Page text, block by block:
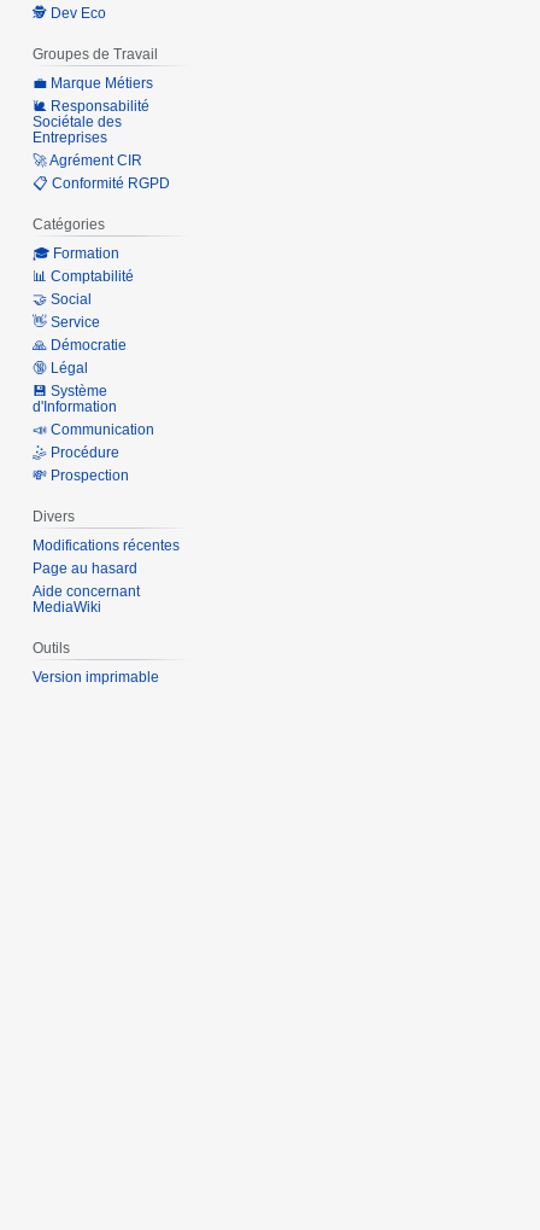
🕵 Dev Eco
Groupes de Travail
💼 Marque Métiers
🐌 Responsabilité
Sociétale des
Entreprises
🚀 Agrément CIR
📋 Conformité RGPD
Catégories
🎓 Formation
📊 Comptabilité
🤝 Social
👋 Service
🙏 Démocratie
🔞 Légal
💾 Système
d'Information
📣 Communication
🤹 Procédure
💸 Prospection
Divers
Modifications récentes
Page au hasard
Aide concernant
MediaWiki
Outils
Version imprimable